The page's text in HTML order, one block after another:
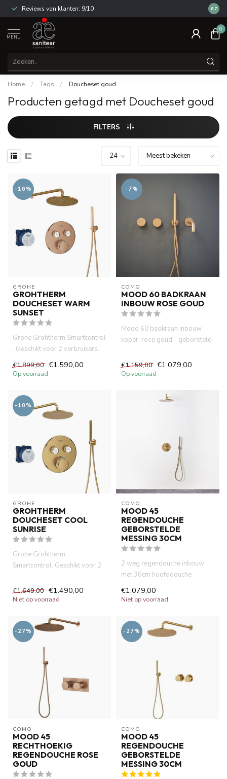
Reviews van klanten: 9/10 14
8.7
MENU
0
Home / Tags / Doucheset goud
Producten getagd met Doucheset goud
FILTERS
-16%
GROHE
GROHTHERM
DOUCHESET WARM
SUNSET
Grohe Grohtherm Smartcontrol
. Geschikt voor 2 verbruikers.
Activering van verbr...
€1.899,00 €1.590,00
Op voorraad
-7%
COMO
MOOD 60 BADKRAAN
INBOUW ROSE GOUD
Mood 60 badkraan inbouw
koper-rose goud - geborsteld
handdouc...
€1.159,00 €1.079,00
Op voorraad
-10%
GROHE
GROHTHERM
DOUCHESET COOL
SUNRISE
Grohe Grohtherm
Smartcontrol. Geschikt voor 2
verbru...
€1.649,00 €1.490,00
Niet op voorraad
COMO
MOOD 45
REGENDOUCHE
GEBORSTELDE
MESSING 30CM
2 weg regendouche inbouw
met 30cm hoofddouche
geborsteld messing
ingebouwde ther...
€1.079,00
Niet op voorraad
-27%
COMO
MOOD 45
RECHTHOEKIG
REGENDOUCHE ROSE
GOUD
-27%
COMO
MOOD 45
REGENDOUCHE
GEBORSTELDE
MESSING 30CM